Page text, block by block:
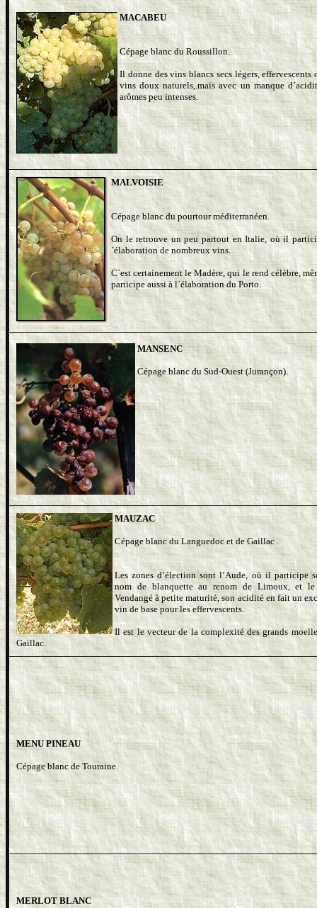
MACABEU
Cépage blanc du Roussillon.
Il donne des vins blancs secs légers, effervescents
vins doux naturels,.mais avec un manque
arômes peu intenses.
MALVOISIE
Cépage blanc du pourtour méditerranéen.
On le retrouve un peu partout en Italie, où il
´élaboration de nombreux vins.
C´est certainement le Madère, qui le rend célèbre,
participe aussi à l´élaboration du Porto.
MANSENC
Cépage blanc du Sud-Ouest (Jurançon).
MAUZAC
Cépage blanc du Languedoc et de Gaillac .
Les zones d’élection sont l’Aude, où il participe
nom de blanquette au renom de Limoux, et le
Vendangé à petite maturité, son acidité en fait un
vin de base pour les effervescents.
Il est le vecteur de la complexité des grands
Gaillac.
MENU PINEAU
Cépage blanc de Touraine.
MERLOT BLANC